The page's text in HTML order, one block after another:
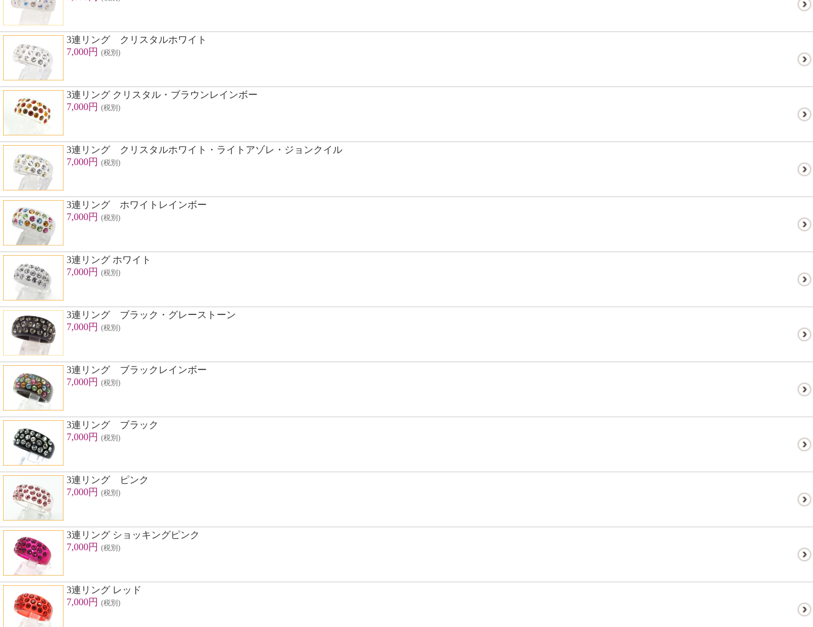
3連リング クリスタルホワイト
7,000円 (税別)
3連リング クリスタル・ブラウンレインボー
7,000円 (税別)
3連リング クリスタルホワイト・ライトアゾレ・ジョンクイル
7,000円 (税別)
3連リング ホワイトレインボー
7,000円 (税別)
3連リング ホワイト
7,000円 (税別)
3連リング ブラック・グレーストーン
7,000円 (税別)
3連リング ブラックレインボー
7,000円 (税別)
3連リング ブラック
7,000円 (税別)
3連リング ピンク
7,000円 (税別)
3連リング ショッキングピンク
7,000円 (税別)
3連リング レッド
7,000円 (税別)